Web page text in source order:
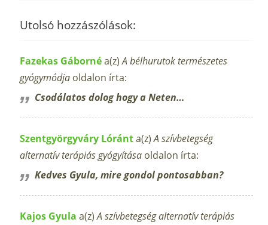
Utolsó hozzászólások:
Fazekas Gábornéa(z)A bélhurutok természetes
gyógymódja oldalon írta:
Csodálatos dolog hogy a Neten…
Szentgyörgyváry Lóránta(z)A szívbetegség
alternatív terápiás gyógyítása oldalon írta:
Kedves Gyula, mire gondol pontosabban?
Kajos Gyula a(z)A szívbetegség alternatív terápiás